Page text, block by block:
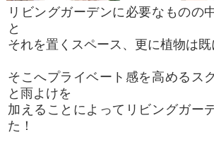
リビングガーデンに必要なものの
と
それを置くスペース、更に植物は既
そこへプライベート感を高めるス
と雨よけを
加えることによってリビングガー
た！